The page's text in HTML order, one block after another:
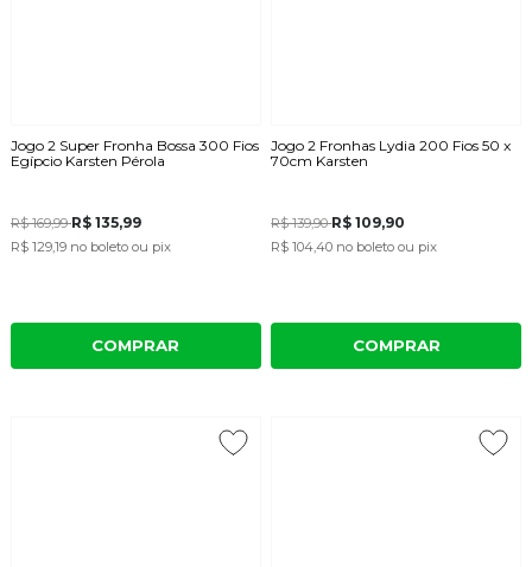
Jogo 2 Super Fronha Bossa 300 Fios
Egípcio Karsten Pérola
R$ 169,99R$ 135,99
R$ 129,19 no boleto ou pix
COMPRAR
Jogo 2 Fronhas Lydia 200 Fios 50 x
70cm Karsten
R$ 139,90R$ 109,90
R$ 104,40 no boleto ou pix
COMPRAR